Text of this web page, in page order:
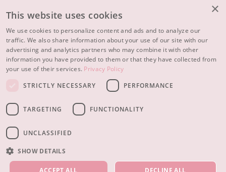
NOS PRODUITS
Peau mixte ou grasse
Peau mature
Peau ménopausée
À PROPOS
CONSEILS BEAUTÉ
×
This website uses cookies
We use cookies to personalize content and ads and to analyze our
traffic. We also share information about your use of our site with our
advertising and analytics partners who may combine it with other
information you have provided to them or that they have collected from
your use of their services. Privacy Policy
STRICTLY NECESSARY
PERFORMANCE
TARGETING FUNCTIONALITY
UNCLASSIFIED
SHOW DETAILS
ACCEPT ALL DECLINE ALL